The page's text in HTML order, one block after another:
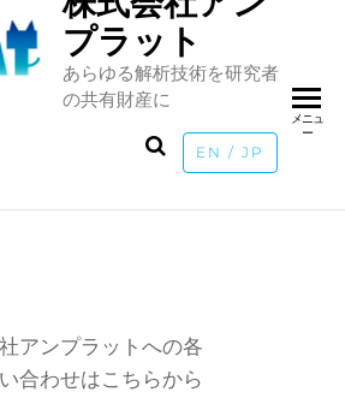
プラット
あらゆる解析技術を研究者
の共有財産に
EN / JP
メニュ
ー
アンプラットへの各
合わせはこちらから